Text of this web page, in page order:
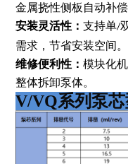
金属挠性侧板自动补
安装灵活性：支持单/
需求，节省安装空间。
维修便利性：模块化
整体拆卸泵体。
V/VQ系列泵芯